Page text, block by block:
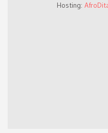
Hosting: